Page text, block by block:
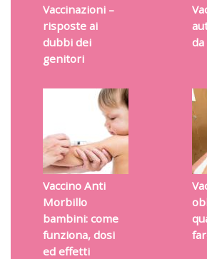
Vaccinazioni –
risposte ai
dubbi dei
genitori
Vaccino Anti
Morbillo
bambini: come
funziona, dosi
ed effetti